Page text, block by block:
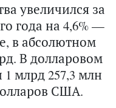
увеличился за
года на 4,6% —
в абсолютном
В долларовом
1 млрд 257,3 млн
США.